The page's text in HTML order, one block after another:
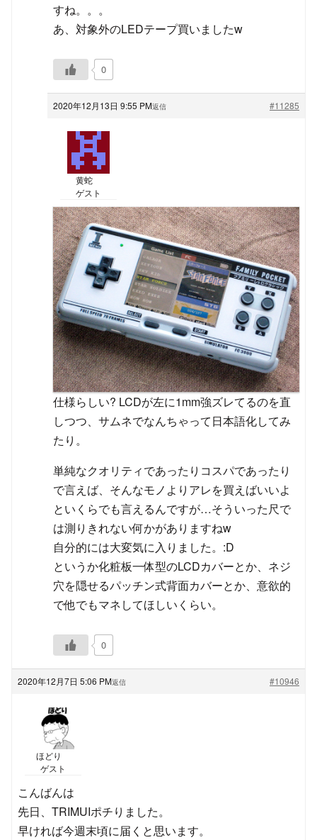
すね。。。
あ、対象外のLEDテープ買いましたw
0
2020年12月13日 9:55 PM #11285
返信
黄蛇
ゲスト
仕様らしい? LCDが左に1mm強ズレてるのを直
しつつ、サムネでなんちゃって日本語化してみ
たり。
単純なクオリティであったりコスパであったり
で言えば、そんなモノよりアレを買えばいいよ
といくらでも言えるんですが…そういった尺で
は測りきれない何かがありますねw
自分的には大変気に入りました。:D
というか化粧板一体型のLCDカバーとか、ネジ
穴を隠せるパッチン式背面カバーとか、意欲的
で他でもマネしてほしいくらい。
0
2020年12月7日 5:06 PM #10946
返信
ほどり
ゲスト
こんばんは
先日、TRIMUIポチりました。
早ければ今週末頃に届くと思います。